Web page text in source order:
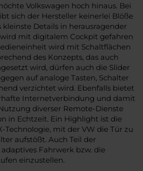
Volkswagen hoch hinaus. Bei
sich der Hersteller keinerlei Blöße
Details in herausragender
mit digitalem Cockpit gefahren
wird mit Schaltflächen
des Konzepts, das auch
wird, dürfen auch die Slider
auf analoge Tasten, Schalter
verzichtet wird. Ebenfalls bietet
Internetverbindung und damit
diverser Remote-Dienste
in Echtzeit. Ein Highlight ist die
Technologie, mit der VW die Tür zu
aufstößt. Auch Teil der
Fahrwerk bzw. die
einzustellen.